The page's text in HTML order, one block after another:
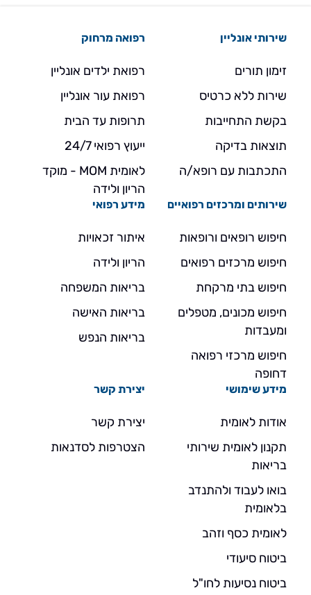
שירותי אונליין
זימון תורים
שירות ללא כרטיס
בקשת התחייבות
תוצאות בדיקה
התכתבות עם רופא/ה
רפואה מרחוק
רפואת ילדים אונליין
רפואת עור אונליין
תרופות עד הבית
ייעוץ רפואי 24/7
לאומית MOM - מוקד
הריון ולידה
שירותים ומרכזים רפואיים
חיפוש רופאים ורופאות
חיפוש מרכזים רפואים
חיפוש בתי מרקחת
חיפוש מכונים, מטפלים
ומעבדות
חיפוש מרכזי רפואה
דחופה
מידע רפואי
איתור זכאויות
הריון ולידה
בריאות המשפחה
בריאות האישה
בריאות הנפש
מידע שימושי
אודות לאומית
תקנון לאומית שירותי
בריאות
בואו לעבוד ולהתנדב
בלאומית
לאומית כסף וזהב
ביטוח סיעודי
ביטוח נסיעות לחו"ל
יצירת קשר
יצירת קשר
הצטרפות לסדנאות